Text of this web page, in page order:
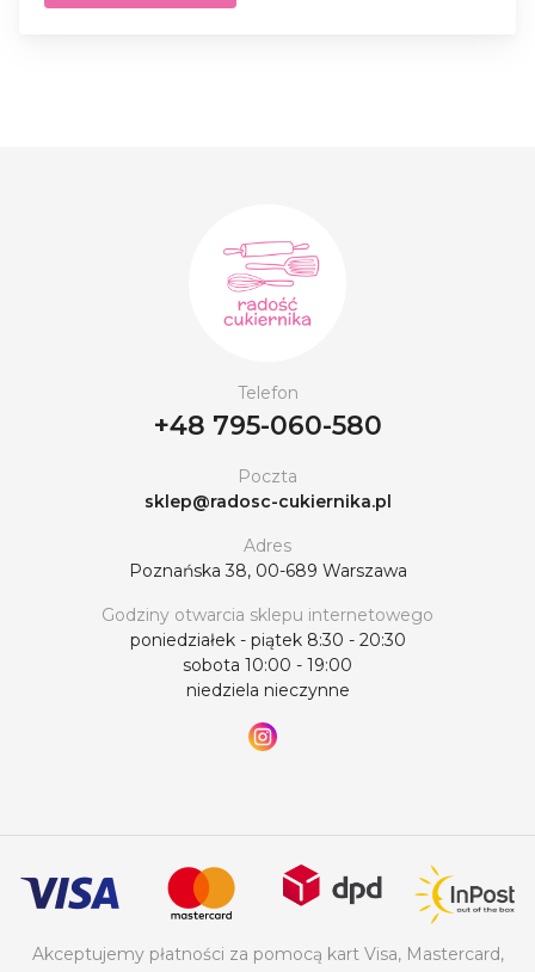
Telefon
+48 795-060-580
Poczta
sklep@radosc-cukiernika.pl
Adres
Poznańska 38, 00-689 Warszawa
Godziny otwarcia sklepu internetowego
poniedziałek - piątek 8:30 - 20:30
sobota 10:00 - 19:00
niedziela nieczynne
Akceptujemy płatności za pomocą kart Visa, Mastercard,